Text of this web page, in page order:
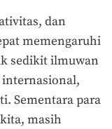
dan
memengaruhi
sedikit ilmuwan
Sementara para
masih